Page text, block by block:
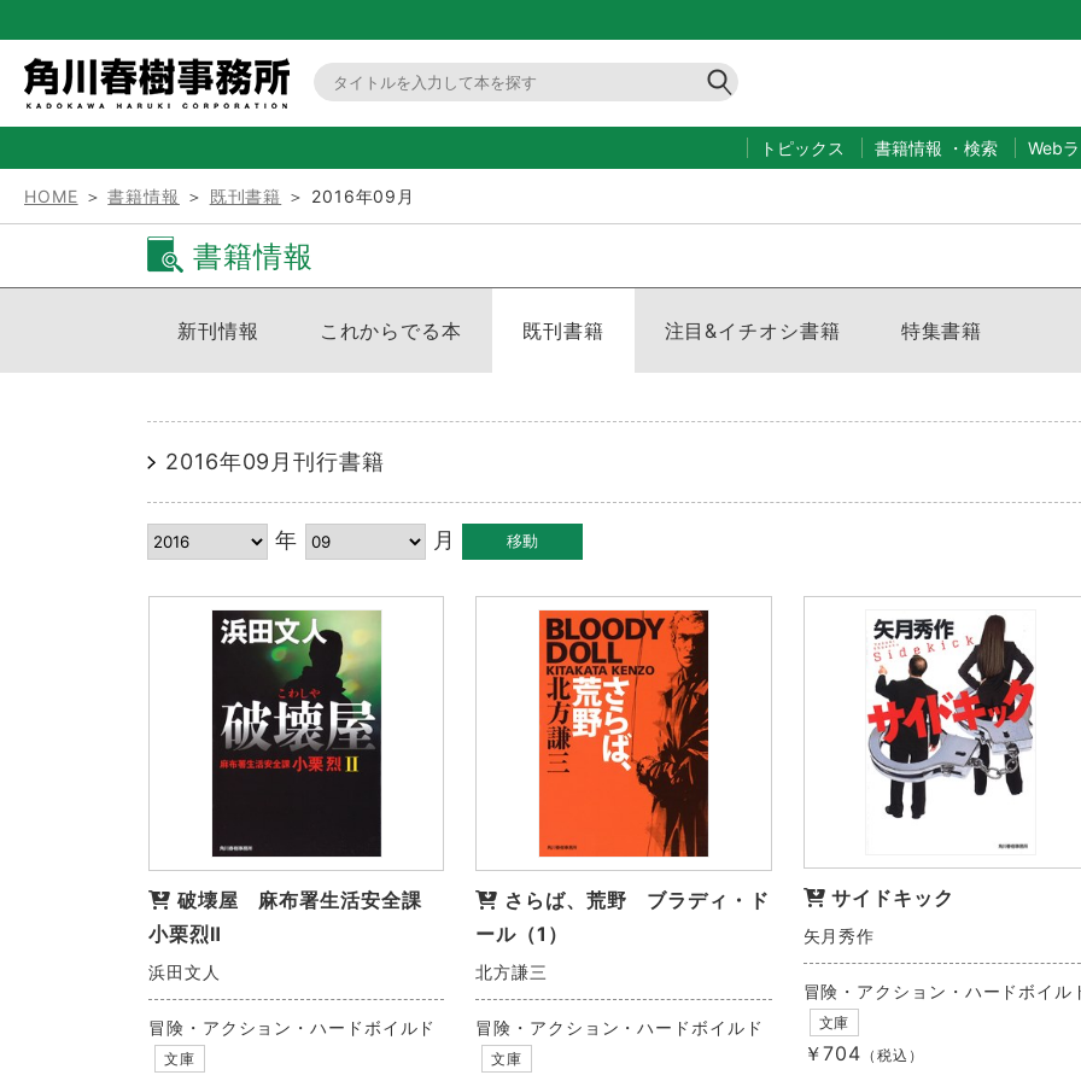
トピックス 書籍情報 ・ 検索 Web
HOME ＞書籍情報 ＞ 既刊書籍 ＞ 2016年09月
書籍情報
新刊情報 これからでる本 既刊書籍 注目&イチオシ書籍 特集書籍
2016年09月刊行書籍
年 月
破壊屋 麻布署生活安全課
小栗烈Ⅱ
浜田文人
冒険・アクション・ハードボイルド
文庫
さらば、荒野 ブラディ・ド
ール（1）
北方謙三
冒険・アクション・ハードボイルド
文庫
サイドキック
矢月秀作
冒険・アクション・ハードボイル
文庫
￥704 （税込）